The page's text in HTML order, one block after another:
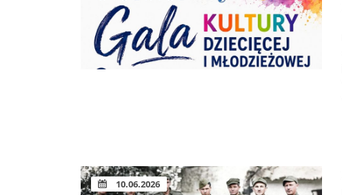
10.06.2026